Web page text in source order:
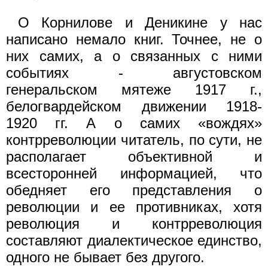
О Корнилове и Деникине у нас
написано немало книг. Точнее, не о
них самих, а о связанных с ними
событиях - августовском
генеральском мятеже 1917 г.,
белогвардейском движении 1918-
1920 гг. А о самих «вождях»
контрреволюции читатель, по сути, не
располагает объективной и
всесторонней информацией, что
обедняет его представления о
революции и ее противниках, хотя
революция и контрреволюция
составляют диалектическое единство,
одного не бывает без другого.